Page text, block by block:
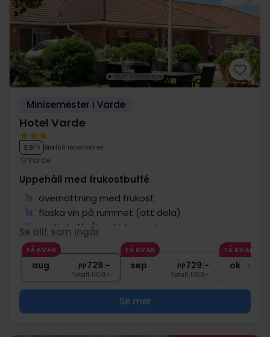
Minisemester i Varde
Hotel Varde
3.9/ 5 Bra 158 recensioner
Varde
Uppehåll med frukostbuffé
1x övernattning med frukost
1x flaska vin på rummet (att dela)
1x gratis kaffe/te att ta med
∞ Gratis parkering vid hotellet
∞ Gratis Wi-Fi
Se allt som ingår
FÅ KVAR
aug pp729:-
Totalt 1458:-
FÅ KVAR
sep pp729:-
Totalt 1458:-
FÅ KVAR
okt
Se mer